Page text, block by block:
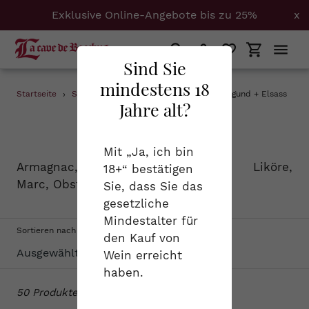
Sind Sie
mindestens 18
Jahre alt?
Mit „Ja, ich bin
18+“ bestätigen
Sie, dass Sie das
gesetzliche
Mindestalter für
den Kauf von
Wein erreicht
haben.
Direkt
Exklusive Online-Angebote bis zu 25% x
Einloggen
Startseite › Spirituosen › 0.7 + 1 + Armagnac + Burgund + Elsass
a
m
m
u
n
Spirituosen
Armagnac, Cognac, Calvados, Liköre,
Marc, Obstbrand...
Sortieren nach
50 Produkte